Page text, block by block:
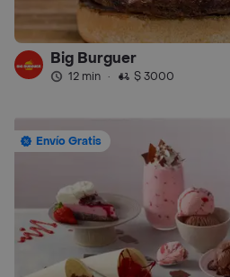
Big Burguer
12 min · $ 3000
Envío Gratis